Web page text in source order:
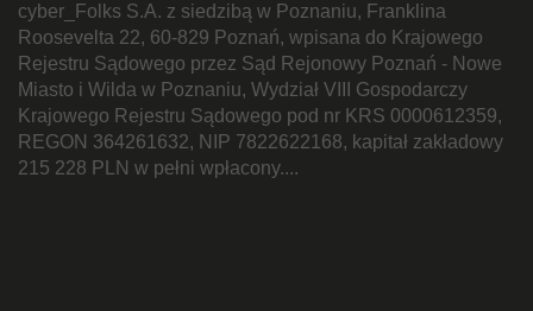
cyber_Folks S.A. z siedzibą w Poznaniu, Franklina
Roosevelta 22, 60-829 Poznań, wpisana do Krajowego
Rejestru Sądowego przez Sąd Rejonowy Poznań - Nowe
Miasto i Wilda w Poznaniu, Wydział VIII Gospodarczy
Krajowego Rejestru Sądowego pod nr KRS 0000612359,
REGON 364261632, NIP 7822622168, kapitał zakładowy
215 228 PLN w pełni wpłacony....